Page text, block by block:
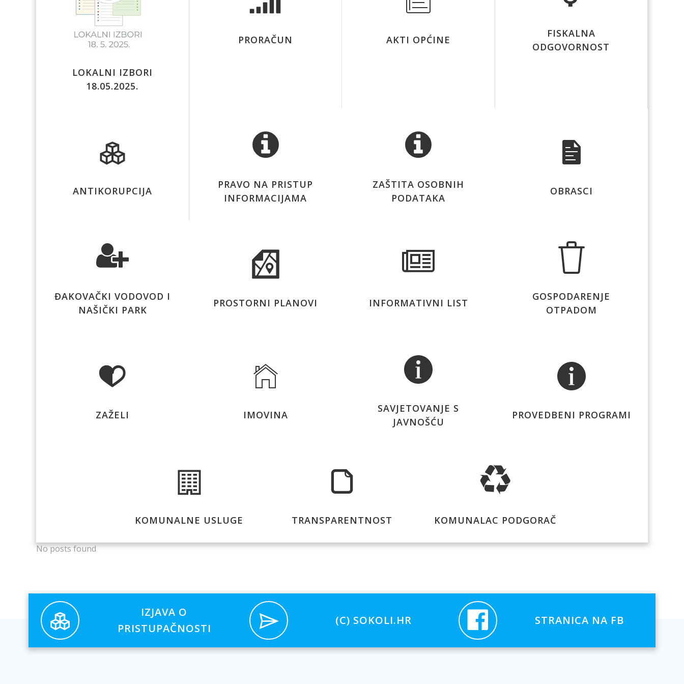
LOKALNI IZBORI
18.05.2025.
PRORAČUN AKTI OPĆINE
FISKALNA
ODGOVORNOST
ANTIKORUPCIJA
PRAVO NA PRISTUP
INFORMACIJAMA
ZAŠTITA OSOBNIH
PODATAKA
OBRASCI
ĐAKOVAČKI VODOVOD I
NAŠIČKI PARK
PROSTORNI PLANOVI INFORMATIVNI LIST
GOSPODARENJE
OTPADOM
ZAŽELI IMOVINA
SAVJETOVANJE S
JAVNOŠĆU
PROVEDBENI PROGRAMI
KOMUNALNE USLUGE TRANSPARENTNOST KOMUNALAC PODGORAČ
No posts found
IZJAVA O
PRISTUPAČNOSTI
(C) SOKOLI.HR STRANICA NA FB